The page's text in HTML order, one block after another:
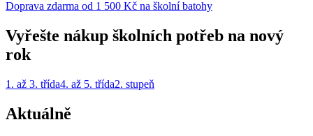
Doprava zdarma od 1 500 Kč na školní batohy
Vyřešte nákup školních potřeb na nový
rok
1. až 3. třída4. až 5. třída2. stupeň
Aktuálně